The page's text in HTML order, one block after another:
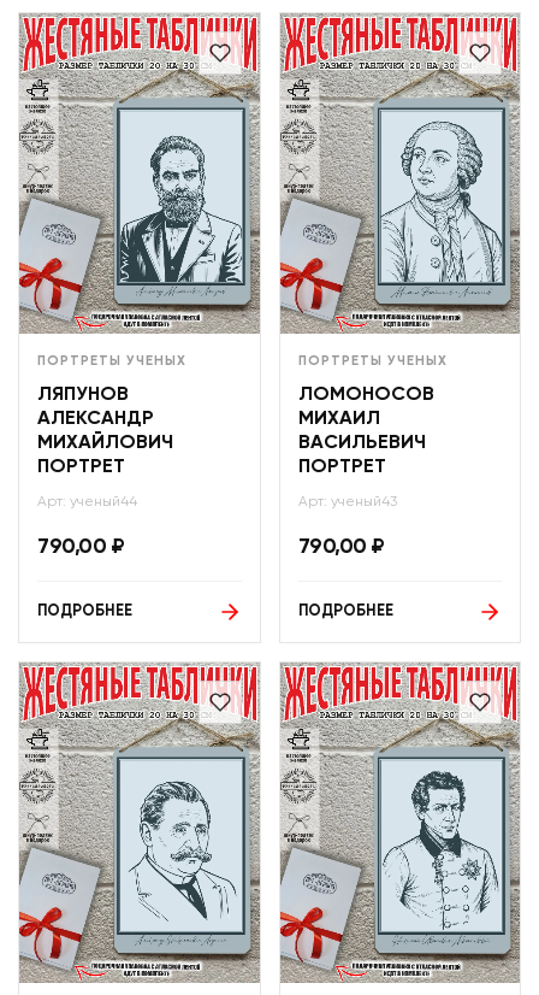
ПОРТРЕТЫ УЧЕНЫХ
ЛЯПУНОВ
АЛЕКСАНДР
МИХАЙЛОВИЧ
ПОРТРЕТ
Арт: ученый44
790,00 ₽
ПОДРОБНЕЕ
ПОРТРЕТЫ УЧЕНЫХ
ЛОМОНОСОВ
МИХАИЛ
ВАСИЛЬЕВИЧ
ПОРТРЕТ
Арт: ученый43
790,00 ₽
ПОДРОБНЕЕ